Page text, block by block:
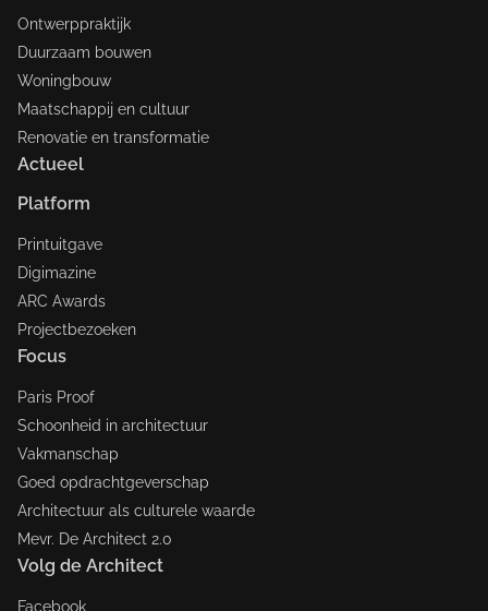
Ontwerppraktijk
Duurzaam bouwen
Woningbouw
Maatschappij en cultuur
Renovatie en transformatie
Actueel
Platform
Printuitgave
Digimazine
ARC Awards
Projectbezoeken
Focus
Paris Proof
Schoonheid in architectuur
Vakmanschap
Goed opdrachtgeverschap
Architectuur als culturele waarde
Mevr. De Architect 2.0
Volg de Architect
Facebook